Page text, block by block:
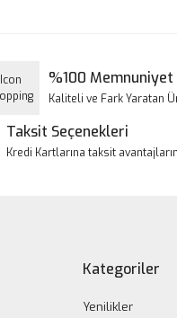
%100 Memnuniyet
Kaliteli ve Fark Yaratan
Taksit Seçenekleri
Kredi Kartlarına taksit
Kategoriler
Yenilikler